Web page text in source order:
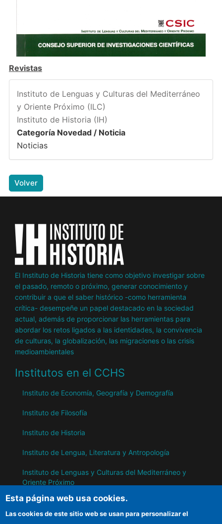
Revistas
Instituto de Lenguas y Culturas del Mediterráneo
y Oriente Próximo (ILC)
Instituto de Historia (IH)
Categoría Novedad / Noticia
Noticias
Volver
El Instituto de Historia tiene como objetivo investigar sobre
el pasado, remoto o próximo, generar conocimiento y
contribuir a que el saber histórico -como herramienta
crítica- desempeñe un papel destacado en la sociedad
actual, además de proporcionar las herramientas para
abordar los retos ligados a las identidades, la convivencia
de culturas, la globalización, las migraciones o las crisis
medioambientales
Institutos en el CCHS
Instituto de Economía, Geografía y Demografía
Instituto de Filosofía
Instituto de Historia
Instituto de Lengua, Literatura y Antropología
Instituto de Lenguas y Culturas del Mediterráneo y
Oriente Próximo
Instituto de Políticas y Bienes Públicos
Esta página web usa cookies.
Las cookies de este sitio web se usan para personalizar el